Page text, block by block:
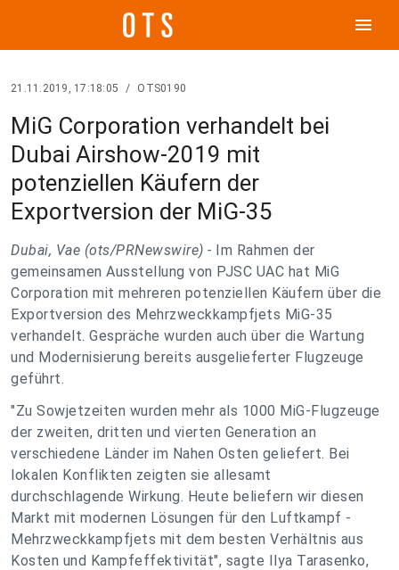
menu
21.11.2019, 17:18:05 / OTS0190
MiG Corporation verhandelt bei
Dubai Airshow-2019 mit
potenziellen Käufern der
Exportversion der MiG-35
Dubai, Vae (ots/PRNewswire) - Im Rahmen der
gemeinsamen Ausstellung von PJSC UAC hat MiG
Corporation mit mehreren potenziellen Käufern über die
Exportversion des Mehrzweckkampfjets MiG-35
verhandelt. Gespräche wurden auch über die Wartung
und Modernisierung bereits ausgelieferter Flugzeuge
geführt.
"Zu Sowjetzeiten wurden mehr als 1000 MiG-Flugzeuge
der zweiten, dritten und vierten Generation an
verschiedene Länder im Nahen Osten geliefert. Bei
lokalen Konflikten zeigten sie allesamt
durchschlagende Wirkung. Heute beliefern wir diesen
Markt mit modernen Lösungen für den Luftkampf -
Mehrzweckkampfjets mit dem besten Verhältnis aus
Kosten und Kampfeffektivität", sagte Ilya Tarasenko,